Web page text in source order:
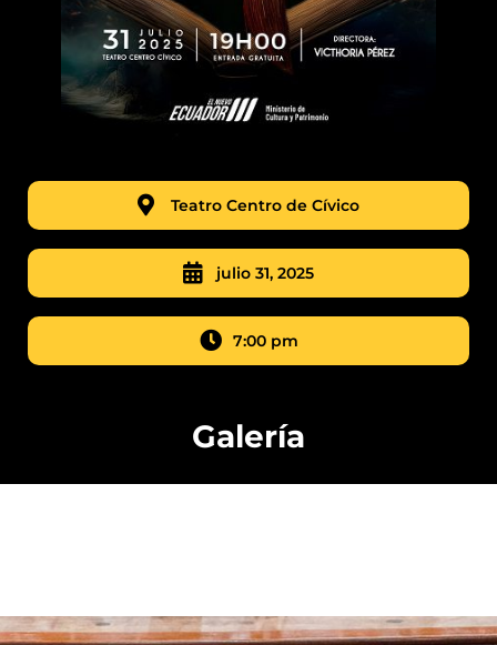
Teatro Centro de Cívico
julio 31, 2025
7:00 pm
Galería